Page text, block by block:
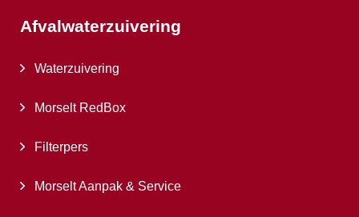
Afvalwaterzuivering
Waterzuivering
Morselt RedBox
Filterpers
Morselt Aanpak & Service